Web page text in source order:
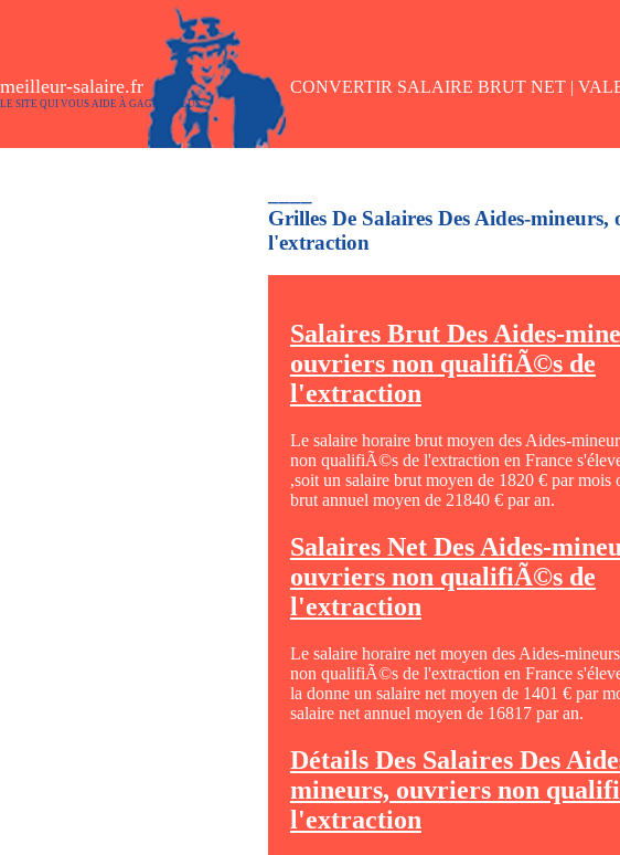
meilleur-salaire.fr CONVERTIR SALAIRE BRUT NET |
LE SITE QUI VOUS AIDE À GAGNER PLUS
Grilles De Salaires Des Aides-
l'extraction
Salaires Brut Des Aides-
ouvriers non qualifiÃ©s de
l'extraction
Le salaire horaire brut moyen des Aides-
non qualifiÃ©s de l'extraction en France
,soit un salaire brut moyen de 1820 € par mois
brut annuel moyen de 21840 € par an.
Salaires Net Des Aides-
ouvriers non qualifiÃ©s de
l'extraction
Le salaire horaire net moyen des Aides-
non qualifiÃ©s de l'extraction en France
la donne un salaire net moyen de 1401 € par
salaire net annuel moyen de 16817 par an.
Détails Des Salaires Des
mineurs, ouvriers non
l'extraction